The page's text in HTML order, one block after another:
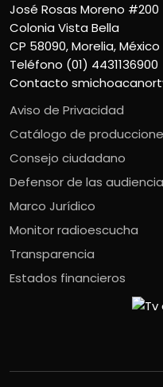
José Rosas Moreno #200
Colonia Vista Bella
CP 58090, Morelia, México
Teléfono (01) 4431136900
Contacto
Aviso de Privacidad
Catálogo de
Consejo ciudadano
Defensor de las
Marco Jurídico
Monitor radioescucha
Transparencia
Estados financieros